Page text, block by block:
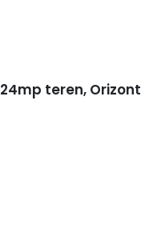
teren, Orizont